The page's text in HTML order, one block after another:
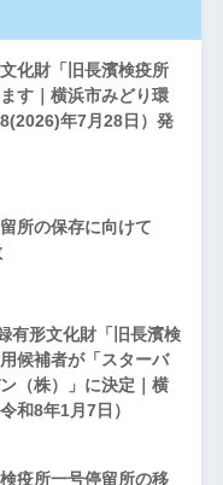
化財「旧長濱検疫所
す｜横浜市みどり環
年7月28日）発
所の保存に向けて
有形文化財「旧長濱検
候補者が「スターバ
（株）」に決定｜横
和8年1月7日）
疫所一号停留所の移